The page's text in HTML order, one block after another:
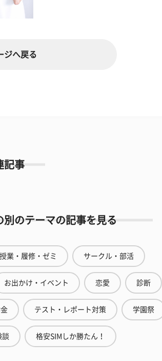
ジへ戻る
記事
別のテーマの記事を見る
授業・履修・ゼミ サークル・部活
お出かけ・イベント 恋愛 診断
テスト・レポート対策 学園祭
談 格安SIMしか勝たん！